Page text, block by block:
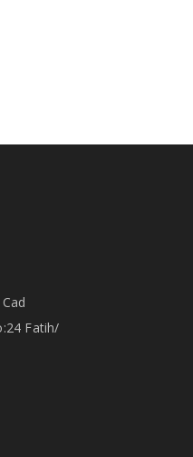
Fatih/